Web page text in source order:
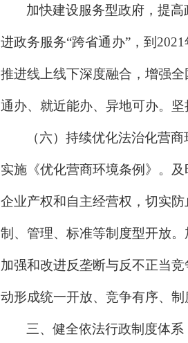
加快建设服务型政府，提
进政务服务“跨省通办”，到
推进线上线下深度融合，增强
通办、就近能办、异地可办。
（六）持续优化法治化营
实施《优化营商环境条例》。
企业产权和自主经营权，切实
制、管理、标准等制度型开放
加强和改进反垄断与反不正当
动形成统一开放、竞争有序、
三、健全依法行政制度体